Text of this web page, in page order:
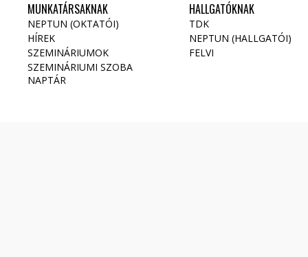
MUNKATÁRSAKNAK
NEPTUN (OKTATÓI)
HÍREK
SZEMINÁRIUMOK
SZEMINÁRIUMI SZOBA
NAPTÁR
HALLGATÓKNAK
TDK
NEPTUN (HALLGATÓI)
FELVI